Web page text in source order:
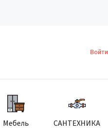
Войти
Мебель САНТЕХНИКА